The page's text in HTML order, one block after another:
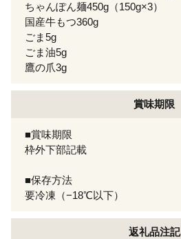
ちゃんぽん麺450g（150g×3）
国産牛もつ360g
ごま5g
ごま油5g
鷹の爪3g
賞味期限
■賞味期限
枠外下部記載
■保存方法
要冷凍（−18℃以下）
返礼品注記